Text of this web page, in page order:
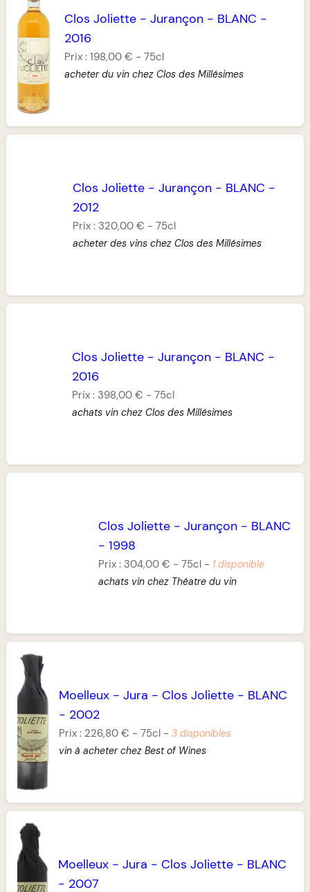
Clos Joliette- Jurançon- BLANC -
2016
Prix : 198,00 € - 75cl
acheter du vin chez Clos des Millésimes
Clos Joliette- Jurançon- BLANC -
2012
Prix : 320,00 € - 75cl
acheter des vins chez Clos des Millésimes
Clos Joliette- Jurançon- BLANC -
2016
Prix : 398,00 € - 75cl
achats vin chez Clos des Millésimes
Clos Joliette- Jurançon- BLANC
- 1998
Prix : 304,00 € - 75cl- 1 disponible
achats vin chez Théatre du vin
Moelleux -Jura - Clos Joliette - BLANC
- 2002
Prix : 226,80 € -75cl -3 disponibles
vin à acheter chez Best of Wines
Moelleux -Jura - Clos Joliette - BLANC
- 2007